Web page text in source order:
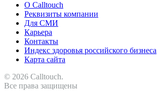
О Calltouch
Реквизиты компании
Для СМИ
Карьера
Контакты
Индекс здоровья российского бизнеса
Карта сайта
© 2026 Calltouch.
Все права защищены